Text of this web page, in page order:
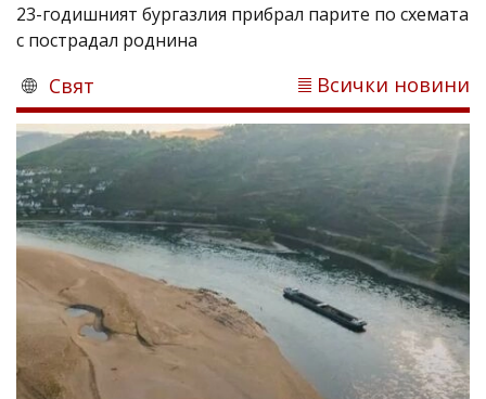
23-годишният бургазлия прибрал парите по схемата
с пострадал роднина
Свят Всички новини